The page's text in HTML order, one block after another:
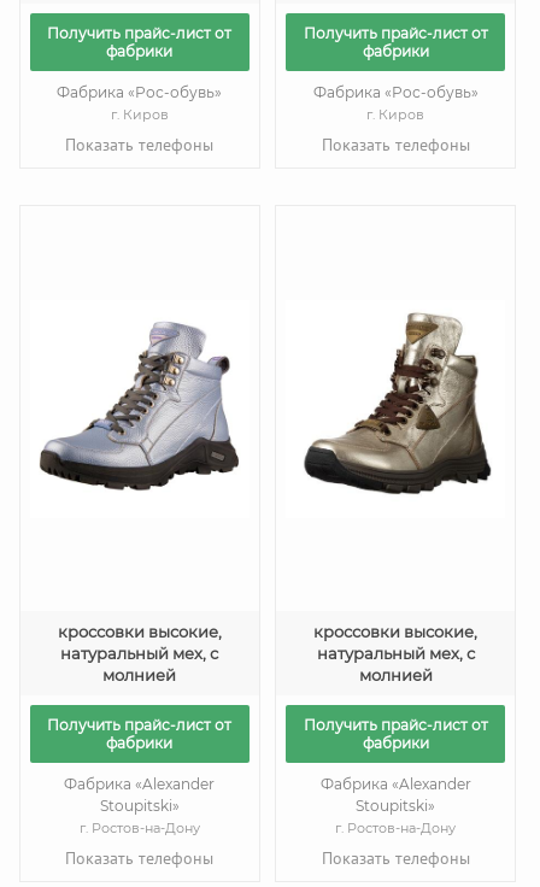
Получить прайс-лист от
фабрики
Фабрика «Рос-обувь»
г. Киров
Показать телефоны
Получить прайс-лист от
фабрики
Фабрика «Рос-обувь»
г. Киров
Показать телефоны
кроссовки высокие,
натуральный мех, с
молнией
Получить прайс-лист от
фабрики
Фабрика «Alexander
Stoupitski»
г. Ростов-на-Дону
Показать телефоны
кроссовки высокие,
натуральный мех, с
молнией
Получить прайс-лист от
фабрики
Фабрика «Alexander
Stoupitski»
г. Ростов-на-Дону
Показать телефоны